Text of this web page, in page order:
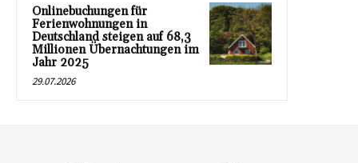
Onlinebuchungen für
Ferienwohnungen in
Deutschland steigen auf 68,3
Millionen Übernachtungen im
Jahr 2025
29.07.2026